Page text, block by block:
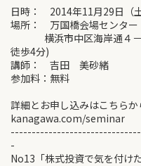
日時： 2014年11月29日（
場所： 万国橋会場センター
横浜市中区海岸通４－
徒歩4分)
講師： 吉田 美砂緒
参加料：無料
詳細とお申し込みはこち
kanagawa.com/seminar
-
No13「株式投資で気を付け